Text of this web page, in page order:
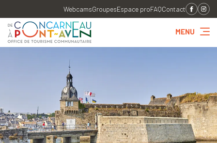
WebcamsGroupesEspace proFAQContact
MENU